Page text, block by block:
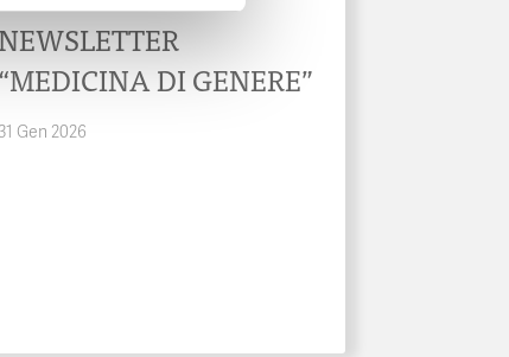
“MEDICINA DI GENERE”
31 Gen 2026